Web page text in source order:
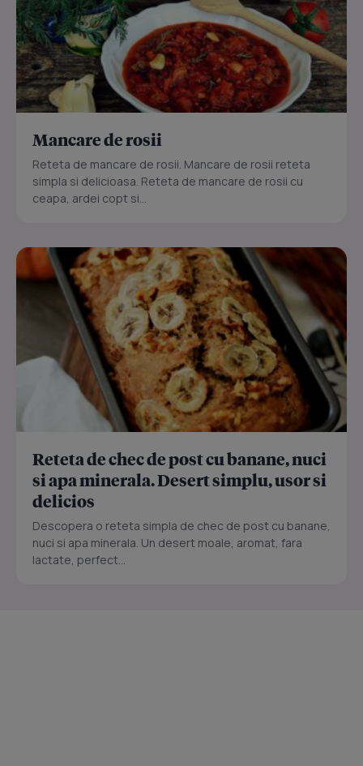
Mancare de rosii
Reteta de mancare de rosii. Mancare de rosii reteta
simpla si delicioasa. Reteta de mancare de rosii cu
ceapa, ardei copt si...
Reteta de chec de post cu banane, nuci
si apa minerala. Desert simplu, usor si
delicios
Descopera o reteta simpla de chec de post cu banane,
nuci si apa minerala. Un desert moale, aromat, fara
lactate, perfect...